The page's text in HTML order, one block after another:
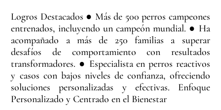
Logros Destacados ● Más de 500 perros campeones
entrenados, incluyendo un campeón mundial. ● Ha
acompañado a más de 250 familias a superar
desafíos de comportamiento con resultados
transformadores. ● Especialista en perros reactivos
y casos con bajos niveles de confianza, ofreciendo
soluciones personalizadas y efectivas. Enfoque
Personalizado y Centrado en el Bienestar